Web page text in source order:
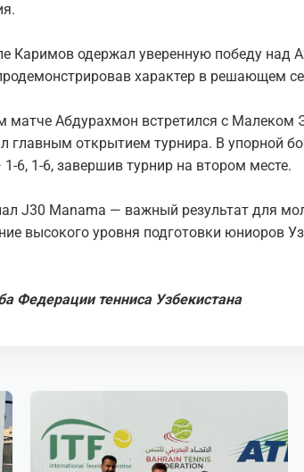
Каримов одержал уверенную победу над
характер в решающем
матче Абдурахмон встретился с Малеком
главным открытием турнира. В упорной
6, 1-6, завершив турнир на втором месте.
J30 Manama — важный результат для
высокого уровня подготовки юниоров
Федерации тенниса Узбекистана